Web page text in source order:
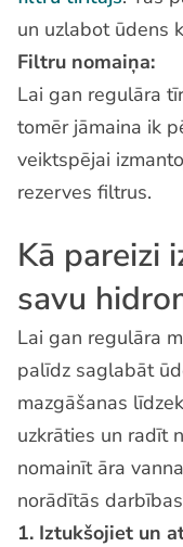
un uzlabot ūdens
Filtru nomaiņa:
Lai gan regulāra
tomēr jāmaina ik
veiktspējai
rezerves filtrus.
Kā pareizi
savu
Lai gan regulāra
palīdz saglabāt
mazgāšanas
uzkrāties un radīt
nomainīt āra
norādītās
1. Iztukšojiet un